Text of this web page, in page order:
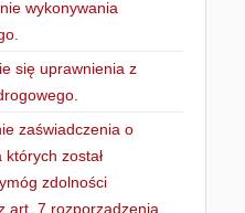
wykonywania
się uprawnienia z
zaświadczenia o
został
zdolności
art. 7 rozporządzenia